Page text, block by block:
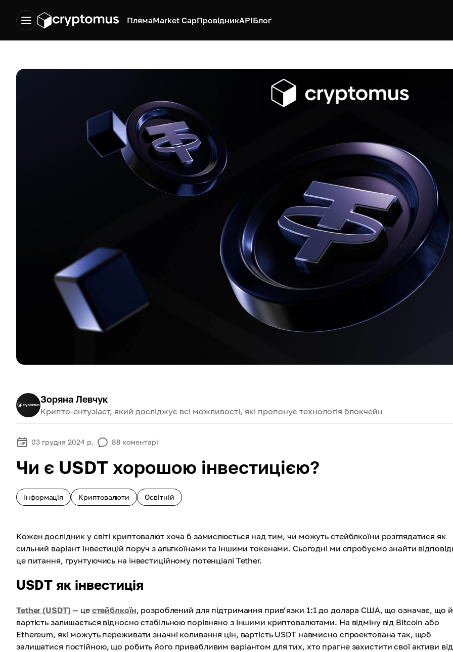
ПлямаMarket CapПровідникAPIБлог
Зоряна Левчук
Крипто-ентузіаст, який досліджує всі можливості, які пропонує технологія блокчейн
03 грудня 2024 р. 88 коментарі
Чи є USDT хорошою інвестицією?
Інформація Криптовалюти Освітній
Кожен дослідник у світі криптовалют хоча б замислюється над тим, чи можуть стейблкоїни розглядатися як
сильний варіант інвестицій поруч з альткоїнами та іншими токенами. Сьогодні ми спробуємо знайти
це питання, грунтуючись на інвестиційному потенціалі Tether.
USDT як інвестиція
Tether (USDT) — це стейблкоїн, розроблений для підтримання прив’язки 1:1 до долара США, що означає, що
вартість залишається відносно стабільною порівняно з іншими криптовалютами. На відміну від Bitcoin або
Ethereum, які можуть переживати значні коливання цін, вартість USDT навмисно спроектована так, щоб
залишатися постійною, що робить його привабливим варіантом для тих, хто прагне захистити свої активи від